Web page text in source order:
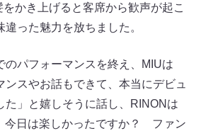
かき上げると客席から歓声が起こ
った魅力を放ちました。
のパフォーマンスを終え、MIUは
ンスやお話もできて、本当にデビュ
た」と嬉しそうに話し、RINONは
今日は楽しかったですか？ ファン